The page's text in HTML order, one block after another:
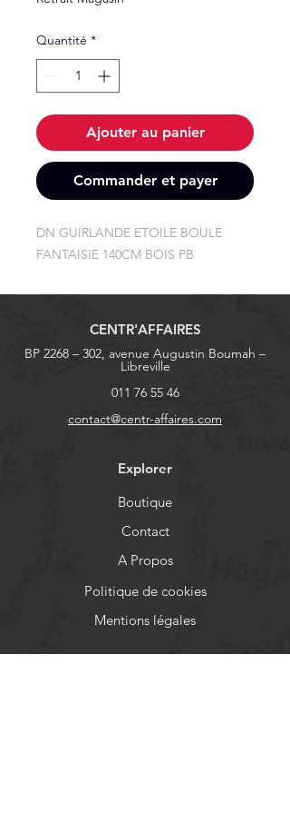
Quantité *
Ajouter au panier
Commander et payer
DN GUIRLANDE ETOILE BOULE
FANTAISIE 140CM BOIS PB
CENTR'AFFAIRES
BP 2268 – 302, avenue Augustin Boumah –
Libreville
011 76 55 46
contact@centr-affaires.com
Explorer
Boutique
Contact
A Propos
Politique de cookies
Mentions légales
Aide